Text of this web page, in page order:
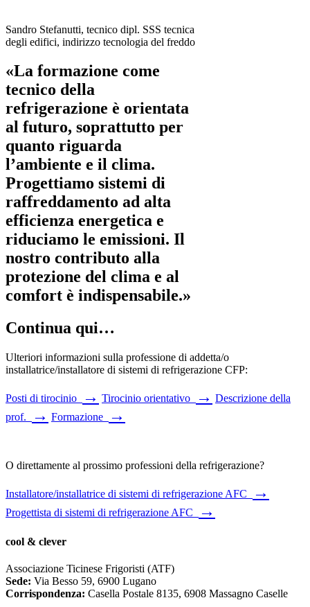
Sandro Stefanutti, tecnico dipl. SSS tecnica
degli edifici, indirizzo tecnologia del freddo
«La formazione come
tecnico della
refrigerazione è orientata
al futuro, soprattutto per
quanto riguarda
l’ambiente e il clima.
Progettiamo sistemi di
raffreddamento ad alta
efficienza energetica e
riduciamo le emissioni. Il
nostro contributo alla
protezione del clima e al
comfort è indispensabile.»
Continua qui…
Ulteriori informazioni sulla professione di addetta/o
installatrice/installatore di sistemi di refrigerazione CFP:
Posti di tirocinio → Tirocinio orientativo → Descrizione della
prof.
→ Formazione →
O direttamente al prossimo professioni della refrigerazione?
Installatore/installatrice di sistemi di refrigerazione AFC →
Progettista di sistemi di refrigerazione AFC →
cool & clever
Associazione Ticinese Frigoristi (ATF)
Sede: Via Besso 59, 6900 Lugano
Corrispondenza: Casella Postale 8135, 6908 Massagno Caselle